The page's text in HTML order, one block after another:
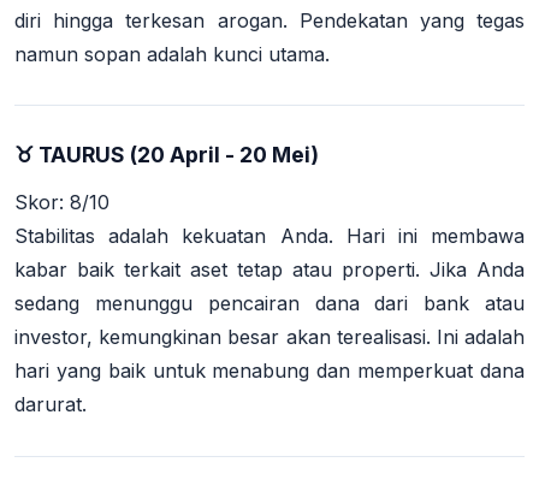
diri hingga terkesan arogan. Pendekatan yang tegas
namun sopan adalah kunci utama.
♉ TAURUS (20 April - 20 Mei)
Skor: 8/10
Stabilitas adalah kekuatan Anda. Hari ini membawa
kabar baik terkait aset tetap atau properti. Jika Anda
sedang menunggu pencairan dana dari bank atau
investor, kemungkinan besar akan terealisasi. Ini adalah
hari yang baik untuk menabung dan memperkuat dana
darurat.